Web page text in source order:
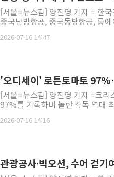
[서울=뉴스핌] 양진영 기자 = 한
중국남방항공, 중국동방항공, 룽
2026-07-16 14:47
'오디세이' 로튼토마토
[서울=뉴스핌] 양진영 기자 =크리
97%를 기록하며 놀란 감독 역대
2026-07-16 14:16
관광공사·빅오션, 수어 걷